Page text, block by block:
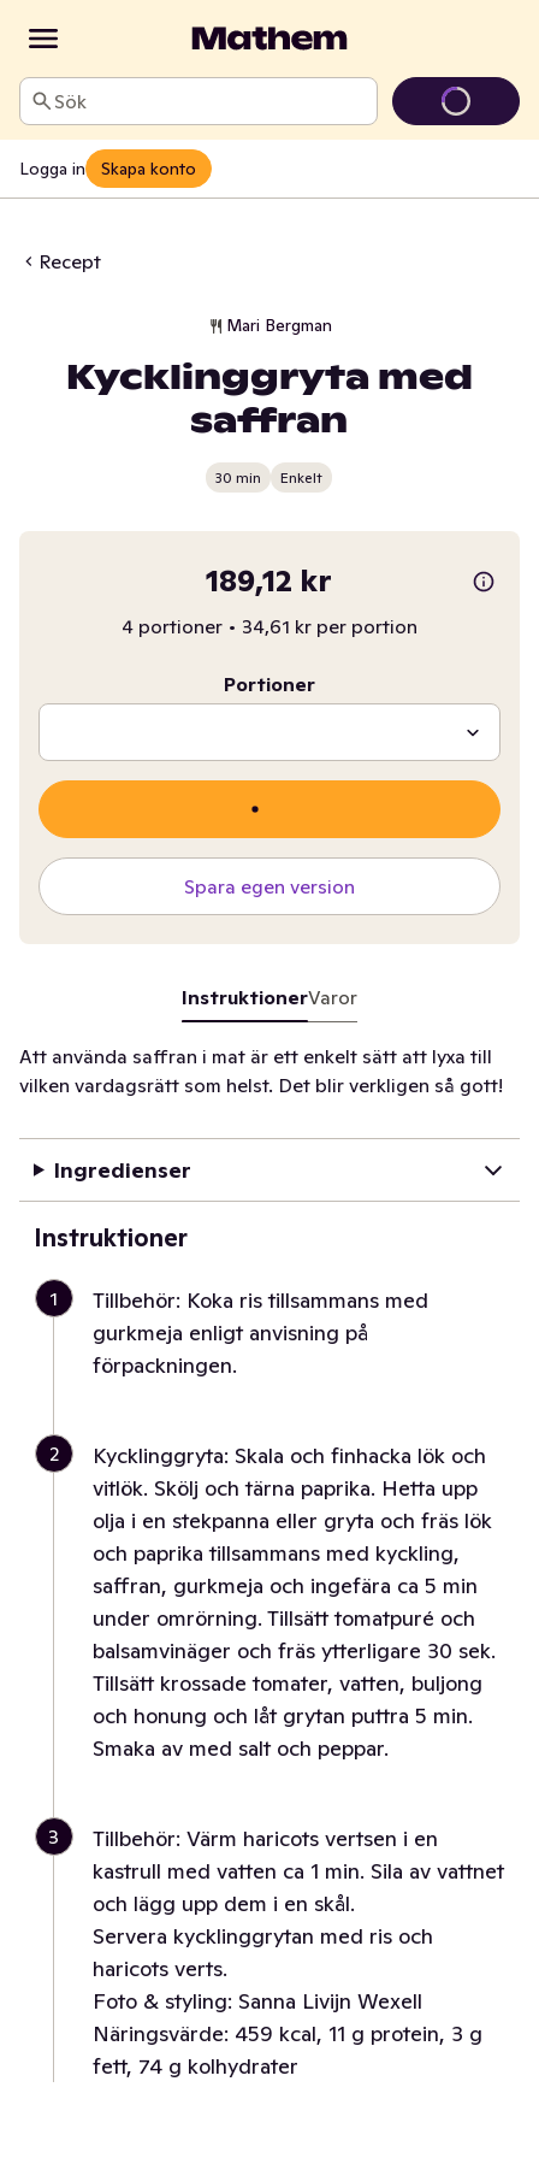
Sök
Logga in Skapa konto
Recept
Mari Bergman
Kycklinggryta med
saffran
30 min Enkelt
189,12 kr
4 portioner • 34,61 kr per portion
Portioner
Spara egen version
InstruktionerVaror
Att använda saffran i mat är ett enkelt sätt att lyxa till
vilken vardagsrätt som helst. Det blir verkligen så gott!
Ingredienser
Instruktioner
1
Tillbehör: Koka ris tillsammans med
gurkmeja enligt anvisning på
förpackningen.
2
Kycklinggryta: Skala och finhacka lök och
vitlök. Skölj och tärna paprika. Hetta upp
olja i en stekpanna eller gryta och fräs lök
och paprika tillsammans med kyckling,
saffran, gurkmeja och ingefära ca 5 min
under omrörning. Tillsätt tomatpuré och
balsamvinäger och fräs ytterligare 30 sek.
Tillsätt krossade tomater, vatten, buljong
och honung och låt grytan puttra 5 min.
Smaka av med salt och peppar.
3
Tillbehör: Värm haricots vertsen i en
kastrull med vatten ca 1 min. Sila av vattnet
och lägg upp dem i en skål.
Servera kycklinggrytan med ris och
haricots verts.
Foto & styling: Sanna Livijn Wexell
Näringsvärde: 459 kcal, 11 g protein, 3 g
fett, 74 g kolhydrater